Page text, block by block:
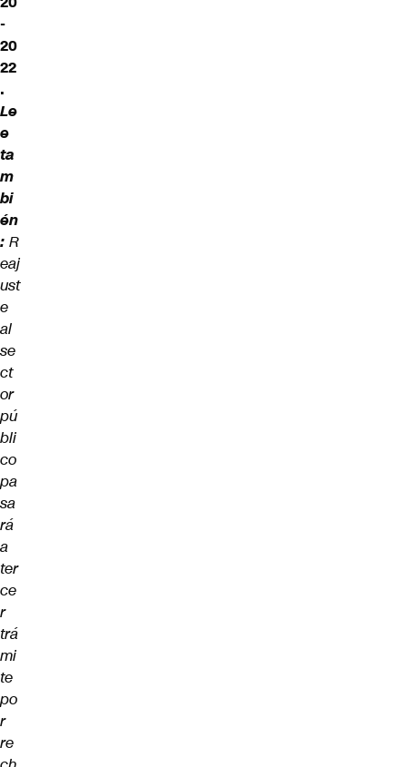
-
20
22
.
Le
e
ta
m
bi
én
: R
eaj
ust
e
al
se
ct
or
pú
bli
co
pa
sa
rá
a
ter
ce
r
trá
mi
te
po
r
re